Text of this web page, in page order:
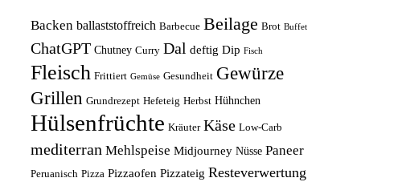
Backen ballaststoffreich Barbecue Beilage Brot Buffet
ChatGPT Chutney Curry Dal deftig Dip Fisch
Fleisch Frittiert Gemüse Gesundheit Gewürze
Grillen Grundrezept Hefeteig Herbst Hühnchen
Hülsenfrüchte Kräuter Käse Low-Carb
mediterran Mehlspeise Midjourney Nüsse Paneer
Peruanisch Pizza Pizzaofen Pizzateig Resteverwertung